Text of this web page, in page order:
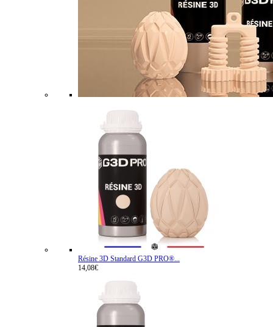
Résine 3D Standard G3D PRO®...
14,08€